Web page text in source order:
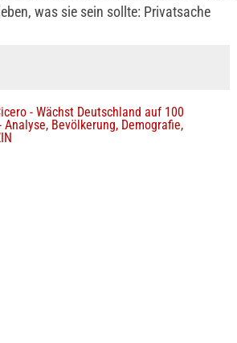
was sie sein sollte: Privatsache
- Wächst Deutschland auf 100
Bevölkerung, Demografie,